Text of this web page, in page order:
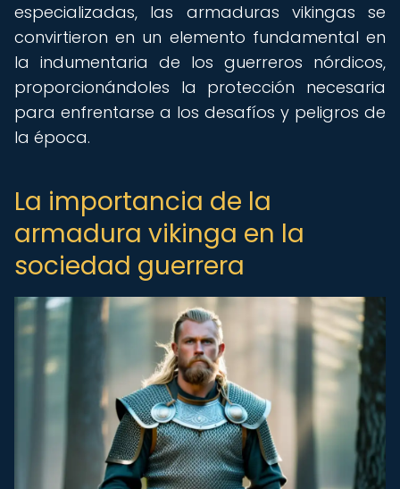
especializadas, las armaduras vikingas se
convirtieron en un elemento fundamental en
la indumentaria de los guerreros nórdicos,
proporcionándoles la protección necesaria
para enfrentarse a los desafíos y peligros de
la época.
La importancia de la
armadura vikinga en la
sociedad guerrera